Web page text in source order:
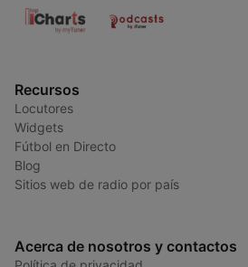
Recursos
Locutores
Widgets
Fútbol en Directo
Blog
Sitios web de radio por país
Acerca de nosotros y contactos